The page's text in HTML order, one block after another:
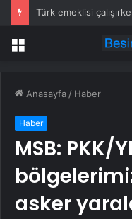
Türk emeklisi
Menü
Anasayfa / Haber
Haber
MSB: PKK/
asker